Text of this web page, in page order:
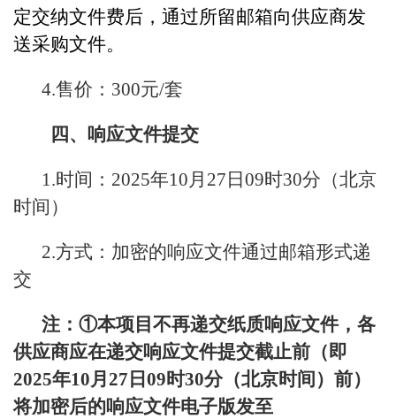
定交纳文件费后，通过所留邮箱向供应商发
送采购文件。
4.售价：300元/套
四、响应文件提交
1.时间：2025年10月27日09时30分（北京
时间）
2.方式：加密的响应文件通过邮箱形式递
交
注：①本项目不再递交纸质响应文件，各
供应商应在递交响应文件提交截止前（即
2025年10月27日09时30分（北京时间）前）
将加密后的响应文件电子版发至